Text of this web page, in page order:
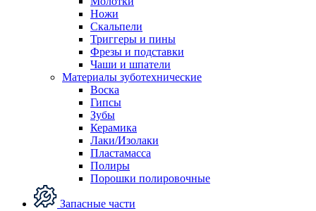
Ножи
Скальпели
Триггеры и пины
Фрезы и подставки
Чаши и шпатели
Материалы зуботехнические
Воска
Гипсы
Зубы
Керамика
Лаки/Изолаки
Пластамасса
Полиры
Порошки полировочные
Запасные части